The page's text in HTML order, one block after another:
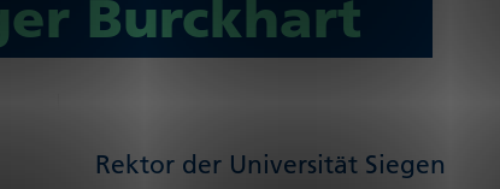
Burckhart
Rektor der Universität Siegen